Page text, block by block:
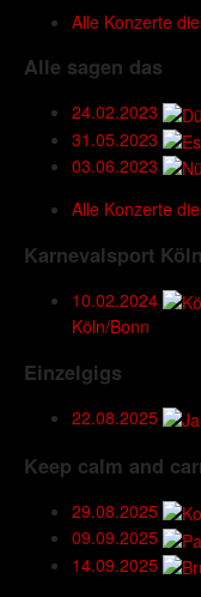
Alle Konzerte
Alle sagen das
24.02.2023
31.05.2023
03.06.2023
Alle Konzerte
Karnevalsport Köln
10.02.2024
Köln/Bonn
Einzelgigs
22.08.2025
Keep calm and
29.08.2025
09.09.2025
14.09.2025